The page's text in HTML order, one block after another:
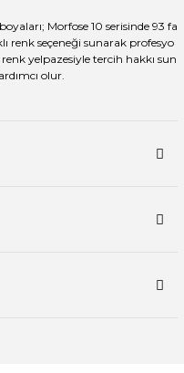
Morfose 10 serisinde 93 fa
renk seçeneği sunarak profesyo
yelpazesiyle tercih hakkı sun
olur.